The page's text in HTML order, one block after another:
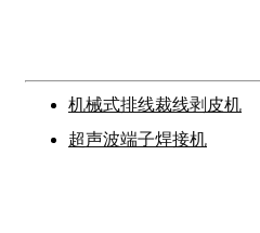
机械式排线裁线剥皮机
超声波端子焊接机